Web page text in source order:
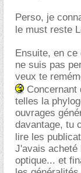
Perso, je
le must reste
Ensuite, en
ne suis pas
veux te
Concernant
telles la
ouvrages
davantage, tu
lire les
J'avais acheté
optique... et